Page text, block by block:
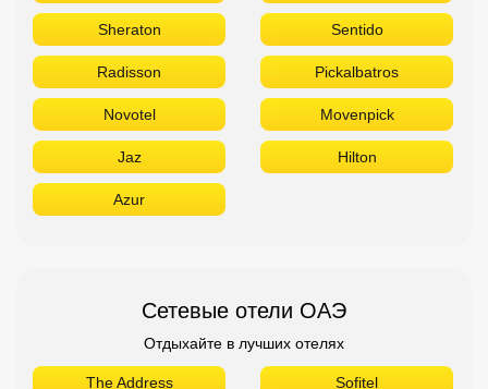
Сетевые отели ОАЭ
Отдыхайте в лучших отелях
Marriott Le Meridien
Ibis Hilton